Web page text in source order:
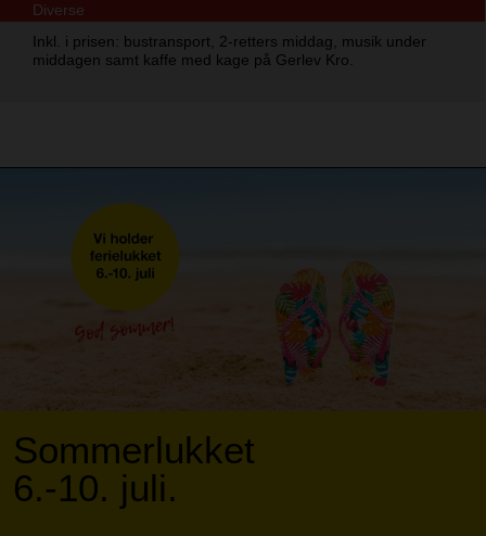
Diverse
Inkl. i prisen: bustransport, 2-retters middag, musik under
middagen samt kaffe med kage på Gerlev Kro.
Sommerlukket
6.-10. juli.